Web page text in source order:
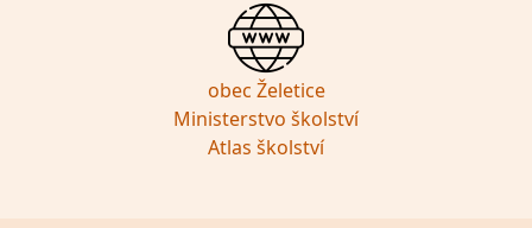
obec Želetice
Ministerstvo školství
Atlas školství